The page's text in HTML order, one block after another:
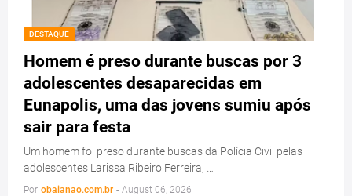
DESTAQUE
Homem é preso durante buscas por 3
adolescentes desaparecidas em
Eunapolis, uma das jovens sumiu após
sair para festa
Um homem foi preso durante buscas da Polícia Civil pelas
adolescentes Larissa Ribeiro Ferreira, …
Por obaianao.com.br - August 06, 2026